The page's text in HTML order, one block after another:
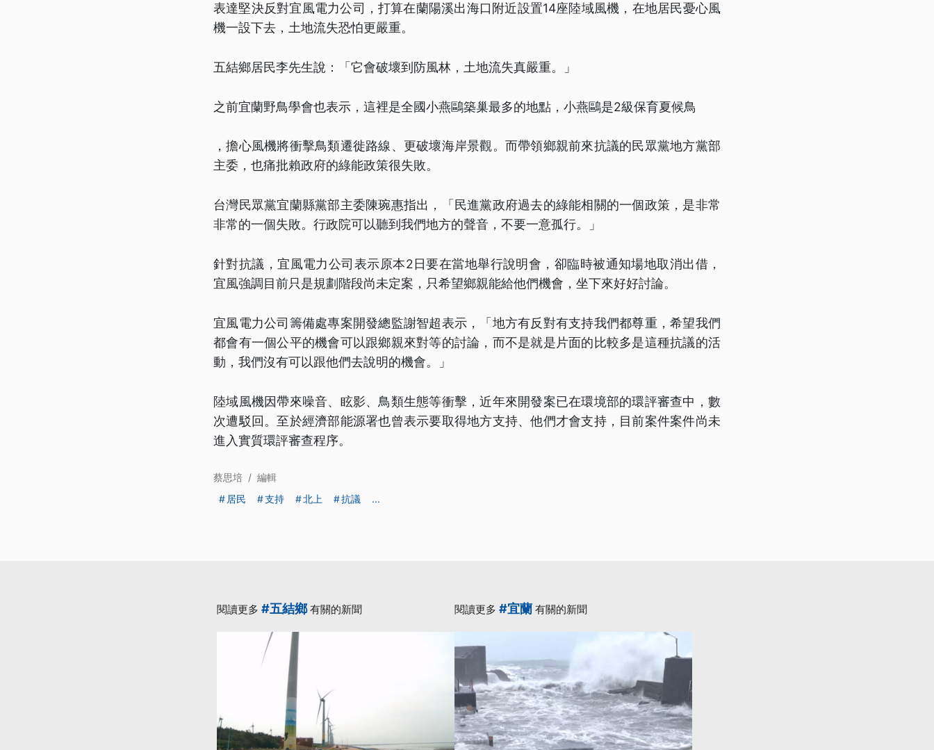
表達堅決反對宜風電力公司，打算在蘭陽溪出海口附近設置14座陸域風機，在地居民憂心風
機一設下去，土地流失恐怕更嚴重。
五結鄉居民李先生說：「它會破壞到防風林，土地流失真嚴重。」
之前宜蘭野鳥學會也表示，這裡是全國小燕鷗築巢最多的地點，小燕鷗是2級保育夏候鳥
，擔心風機將衝擊鳥類遷徙路線、更破壞海岸景觀。而帶領鄉親前來抗議的民眾黨地方黨部
主委，也痛批賴政府的綠能政策很失敗。
台灣民眾黨宜蘭縣黨部主委陳琬惠指出，「民進黨政府過去的綠能相關的一個政策，是非常
非常的一個失敗。行政院可以聽到我們地方的聲音，不要一意孤行。」
針對抗議，宜風電力公司表示原本2日要在當地舉行說明會，卻臨時被通知場地取消出借，
宜風強調目前只是規劃階段尚未定案，只希望鄉親能給他們機會，坐下來好好討論。
宜風電力公司籌備處專案開發總監謝智超表示，「地方有反對有支持我們都尊重，希望我們
都會有一個公平的機會可以跟鄉親來對等的討論，而不是就是片面的比較多是這種抗議的活
動，我們沒有可以跟他們去說明的機會。」
陸域風機因帶來噪音、眩影、鳥類生態等衝擊，近年來開發案已在環境部的環評審查中，數
次遭駁回。至於經濟部能源署也曾表示要取得地方支持、他們才會支持，目前案件案件尚未
進入實質環評審查程序。
蔡思培 / 編輯
居民
支持 北上 抗議 ...
閱讀更多 #五結鄉有關的新聞 閱讀更多 #宜蘭 有關的新聞